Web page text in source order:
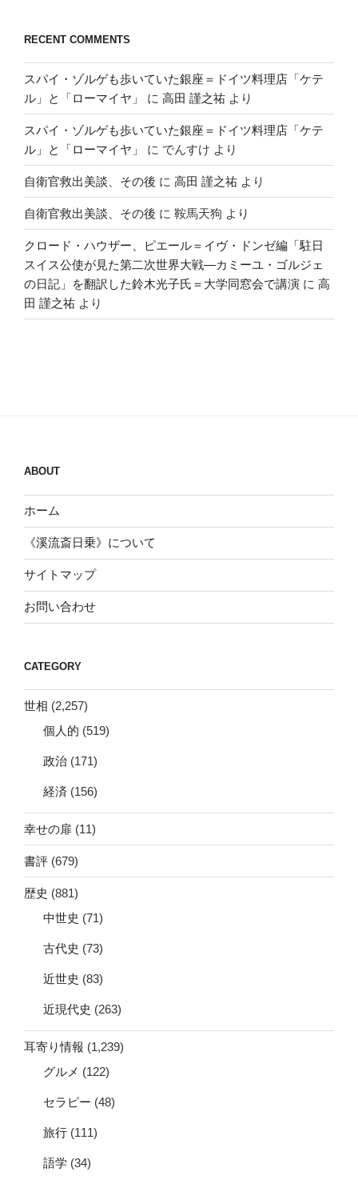
RECENT COMMENTS
スパイ・ゾルゲも歩いていた銀座＝ドイツ料理店「ケテ
ル」と「ローマイヤ」
に 高田 謹之祐 より
スパイ・ゾルゲも歩いていた銀座＝ドイツ料理店「ケテ
ル」と「ローマイヤ」
に でんすけ より
自衛官救出美談、その後 に 高田 謹之祐 より
自衛官救出美談、その後 に 鞍馬天狗 より
クロード・ハウザー、ピエール＝イヴ・ドンゼ編「駐日
スイス公使が見た第二次世界大戦―カミーユ・ゴルジェ
の日記」を翻訳した鈴木光子氏＝大学同窓会で講演 に 高
田 謹之祐 より
ABOUT
ホーム
《溪流斎日乗》について
サイトマップ
お問い合わせ
CATEGORY
世相 (2,257)
個人的 (519)
政治 (171)
経済 (156)
幸せの扉 (11)
書評 (679)
歴史 (881)
中世史 (71)
古代史 (73)
近世史 (83)
近現代史 (263)
耳寄り情報 (1,239)
グルメ (122)
セラピー (48)
旅行 (111)
語学 (34)